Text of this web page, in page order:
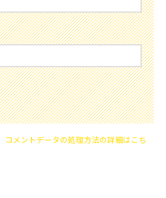
コメントデータの処理方法の詳細はこち